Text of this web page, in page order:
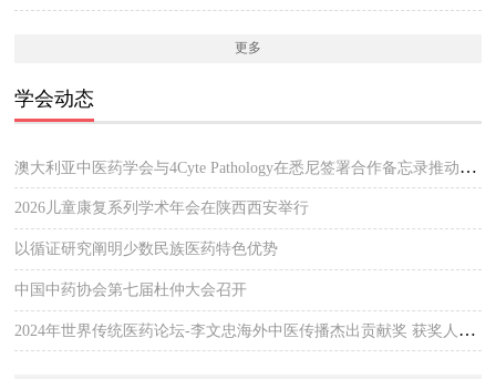
更多
学会动态
澳大利亚中医药学会与4Cyte Pathology在悉尼签署合作备忘录推动中医临床与现代病理检测协作 开启澳大利亚中医专业发展新篇章
2026儿童康复系列学术年会在陕西西安举行
以循证研究阐明少数民族医药特色优势
中国中药协会第七届杜仲大会召开
2024年世界传统医药论坛-李文忠海外中医传播杰出贡献奖 获奖人员公示